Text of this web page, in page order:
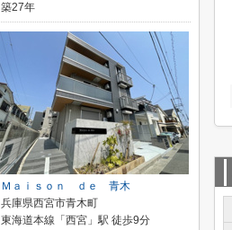
築27年
Ｍａｉｓｏｎ ｄｅ 青木
兵庫県西宮市青木町
東海道本線「西宮」駅 徒歩9分